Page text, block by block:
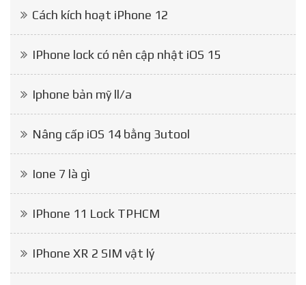
Cách kích hoạt iPhone 12
IPhone lock có nên cập nhật iOS 15
Iphone bản mỹ ll/a
Nâng cấp iOS 14 bằng 3utool
Ione 7 là gì
IPhone 11 Lock TPHCM
IPhone XR 2 SIM vật lý